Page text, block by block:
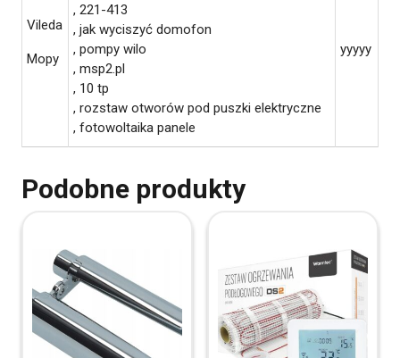
Vileda
Mopy
, 221-413
, jak wyciszyć domofon
, pompy wilo
, msp2.pl
, 10 tp
, rozstaw otworów pod puszki elektryczne
, fotowoltaika panele
yyyyy
Podobne produkty